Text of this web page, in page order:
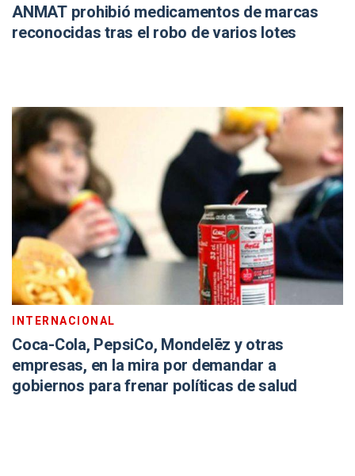
ANMAT prohibió medicamentos de marcas
reconocidas tras el robo de varios lotes
INTERNACIONAL
Coca-Cola, PepsiCo, Mondelēz y otras
empresas, en la mira por demandar a
gobiernos para frenar políticas de salud